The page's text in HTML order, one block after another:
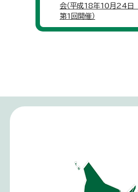
会（平成18年10月24日
第1回開催）